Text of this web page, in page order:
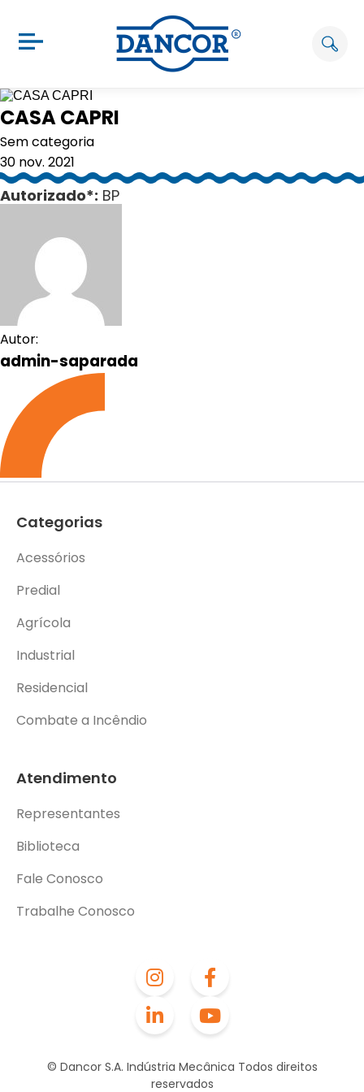
CASA CAPRI
Sem categoria
30 nov. 2021
Autorizado*: BP
Autor:
admin-saparada
© Dancor S.A. Indústria Mecânica Todos direitos
reservados
Categorias
Acessórios
Predial
Agrícola
Industrial
Residencial
Combate a Incêndio
Atendimento
Representantes
Biblioteca
Fale Conosco
Trabalhe Conosco